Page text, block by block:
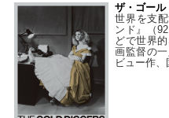
ザ・ゴー
世界を支
ンド』（
どで世界
画監督の
ビュー作、